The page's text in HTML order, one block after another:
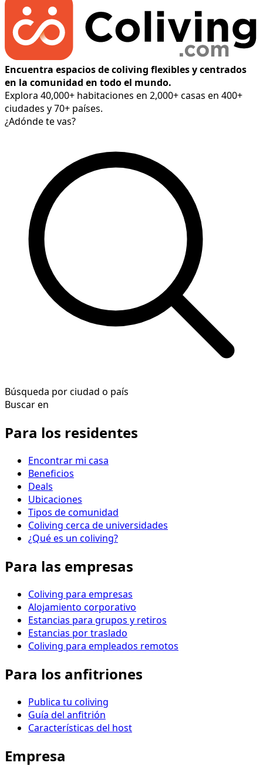
Encuentra espacios de coliving flexibles y centrados
en la comunidad en todo el mundo.
Explora 40,000+ habitaciones en 2,000+ casas en 400+
ciudades y 70+ países.
¿Adónde te vas?
Búsqueda por ciudad o país
Buscar en
Para los residentes
Encontrar mi casa
Beneficios
Deals
Ubicaciones
Tipos de comunidad
Coliving cerca de universidades
¿Qué es un coliving?
Para las empresas
Coliving para empresas
Alojamiento corporativo
Estancias para grupos y retiros
Estancias por traslado
Coliving para empleados remotos
Para los anfitriones
Publica tu coliving
Guía del anfitrión
Características del host
Empresa